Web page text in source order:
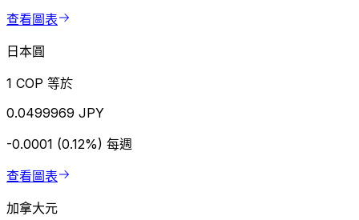
查看圖表
日本圓
1 COP 等於
0.0499969 JPY
-0.0001 (0.12%) 每週
查看圖表
加拿大元